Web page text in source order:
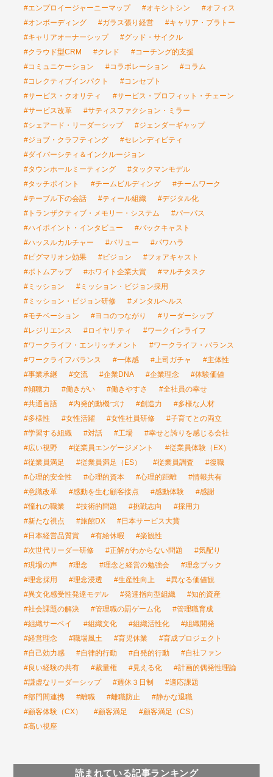
#エンプロイージャーニーマップ
#オキシトシン
#オフィス
#オンボーディング
#ガラス張り経営
#キャリア・プラトー
#キャリアオーナーシップ
#グッド・サイクル
#クラウド型CRM
#クレド
#コーチング的支援
#コミュニケーション
#コラボレーション
#コラム
#コレクティブインパクト
#コンセプト
#サービス・クオリティ
#サービス・プロフィット・チェーン
#サービス改革
#サティスファクション・ミラー
#シェアード・リーダーシップ
#ジェンダーギャップ
#ジョブ・クラフティング
#セレンディピティ
#ダイバーシティ＆インクルージョン
#タウンホールミーティング
#タックマンモデル
#タッチポイント
#チームビルディング
#チームワーク
#テーブル下の会話
#ティール組織
#デジタル化
#トランザクティブ・メモリー・システム
#パーパス
#ハイポイント・インタビュー
#バックキャスト
#ハッスルカルチャー
#バリュー
#パワハラ
#ピグマリオン効果
#ビジョン
#フォアキャスト
#ボトムアップ
#ホワイト企業大賞
#マルチタスク
#ミッション
#ミッション・ビジョン採用
#ミッション・ビジョン研修
#メンタルヘルス
#モチベーション
#ヨコのつながり
#リーダーシップ
#レジリエンス
#ロイヤリティ
#ワークインライフ
#ワークライフ・エンリッチメント
#ワークライフ・バランス
#ワークライフバランス
#一体感 #上司ガチャ
#主体性
#事業承継
#交流 #企業DNA #企業理念
#体験価値
#傾聴力
#働きがい #働きやすさ
#全社員の幸せ
#共通言語
#内発的動機づけ #創造力
#多様な人材
#多様性
#女性活躍 #女性社員研修
#子育てとの両立
#学習する組織
#対話 #工場
#幸せと誇りを感じる会社
#広い視野
#従業員エンゲージメント
#従業員体験（EX）
#従業員満足
#従業員満足（ES） #従業員調査
#復職
#心理的安全性
#心理的資本 #心理的距離
#情報共有
#意識改革
#感動を生む顧客接点 #感動体験
#感謝
#憧れの職業
#技術的問題 #挑戦志向
#採用力
#新たな視点
#旅館DX
#日本サービス大賞
#日本経営品質賞
#有給休暇
#楽観性
#次世代リーダー研修
#正解がわからない問題
#気配り
#現場の声
#理念 #理念と経営の勉強会
#理念ブック
#理念採用
#理念浸透 #生産性向上
#異なる価値観
#異文化感受性発達モデル
#発達指向型組織
#知的資産
#社会課題の解決
#管理職の罰ゲーム化
#管理職育成
#組織サーベイ
#組織文化 #組織活性化
#組織開発
#経営理念
#職場風土 #育児休業
#育成プロジェクト
#自己効力感
#自律的行動 #自発的行動
#自社ファン
#良い経験の共有
#裁量権 #見える化
#計画的偶発性理論
#謙虚なリーダーシップ
#週休３日制
#適応課題
#部門間連携
#離職 #離職防止
#静かな退職
#顧客体験（CX）
#顧客満足
#顧客満足（CS）
#高い視座
読まれている記事ランキング